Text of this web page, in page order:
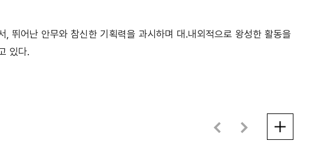
뛰어난 안무와 참신한 기획력을 과시하며 대․내외적으로 왕성한 활동을
있다.